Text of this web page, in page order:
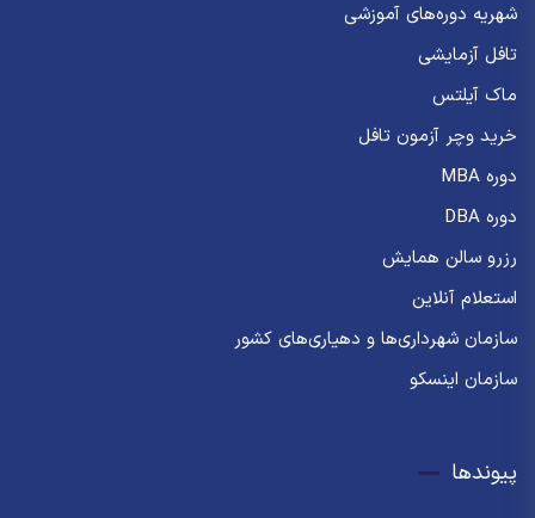
شهریه دوره‌های آموزشی
تافل آزمایشی
ماک آیلتس
خرید وچر آزمون تافل
دوره MBA
دوره DBA
رزرو سالن همایش
استعلام آنلاین
سازمان شهرداری‌ها و دهیاری‌های کشور
سازمان اینسکو
پیوندها